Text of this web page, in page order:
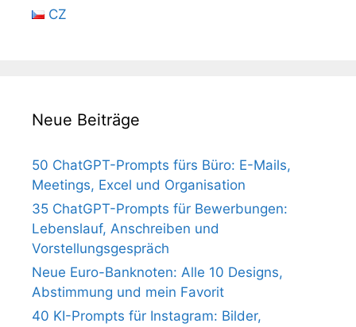
CZ
Neue Beiträge
50 ChatGPT-Prompts fürs Büro: E-Mails,
Meetings, Excel und Organisation
35 ChatGPT-Prompts für Bewerbungen:
Lebenslauf, Anschreiben und
Vorstellungsgespräch
Neue Euro-Banknoten: Alle 10 Designs,
Abstimmung und mein Favorit
40 KI-Prompts für Instagram: Bilder,